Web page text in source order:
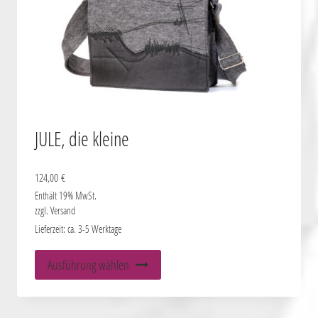
werden
JULE, die kleine
124,00 €
Enthält 19% MwSt.
zzgl. Versand
Lieferzeit: ca. 3-5 Werktage
Ausführung wählen
Produkt
weist